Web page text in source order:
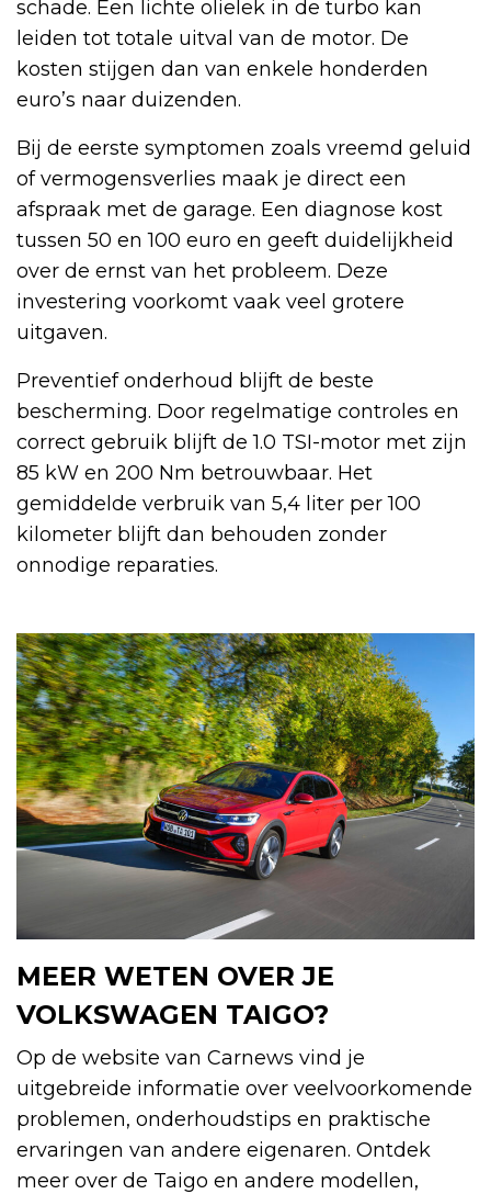
schade. Een lichte olielek in de turbo kan
leiden tot totale uitval van de motor. De
kosten stijgen dan van enkele honderden
euro’s naar duizenden.
Bij de eerste symptomen zoals vreemd geluid
of vermogensverlies maak je direct een
afspraak met de garage. Een diagnose kost
tussen 50 en 100 euro en geeft duidelijkheid
over de ernst van het probleem. Deze
investering voorkomt vaak veel grotere
uitgaven.
Preventief onderhoud blijft de beste
bescherming. Door regelmatige controles en
correct gebruik blijft de 1.0 TSI-motor met zijn
85 kW en 200 Nm betrouwbaar. Het
gemiddelde verbruik van 5,4 liter per 100
kilometer blijft dan behouden zonder
onnodige reparaties.
MEER WETEN OVER JE
VOLKSWAGEN TAIGO?
Op de website van Carnews vind je
uitgebreide informatie over veelvoorkomende
problemen, onderhoudstips en praktische
ervaringen van andere eigenaren. Ontdek
meer over de Taigo en andere modellen,